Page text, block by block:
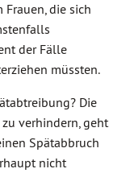
die sich
der Fälle
müssten.
Die
verhindern, geht
Spätabbruch
nicht